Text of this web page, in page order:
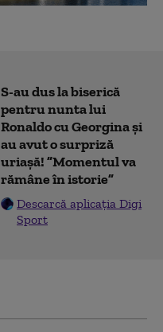
S-au dus la biserică
pentru nunta lui
Ronaldo cu Georgina și
au avut o surpriză
uriașă! ”Momentul va
rămâne în istorie”
Descarcă aplicația Digi
Sport